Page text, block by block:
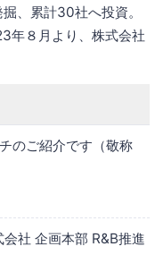
、累計30社へ投資。
年８月より、株式会社
のご紹介です（敬称
社 企画本部 R&B推進